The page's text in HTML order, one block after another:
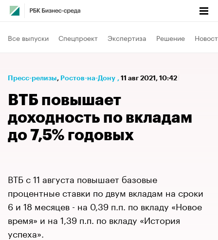
Все выпуски Спецпроект Экспертиза Решение
Пресс-релизы⁠, Ростов-на-Дону , 11 авг 2021, 10:42
ВТБ повышает
доходность по вкладам
до 7,5% годовых
ВТБ с 11 августа повышает базовые
процентные ставки по двум вкладам на сроки
6 и 18 месяцев - на 0,39 п.п. по вкладу «Новое
время» и на 1,39 п.п. по вкладу «История
успеха».